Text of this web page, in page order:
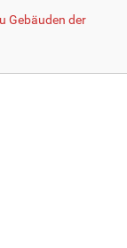
Gebäuden der